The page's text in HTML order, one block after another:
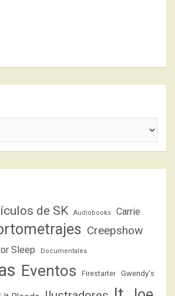
de SK Audiobooks Carrie
Creepshow
Sleep Documentales
Eventos Firestarter Gwendy's